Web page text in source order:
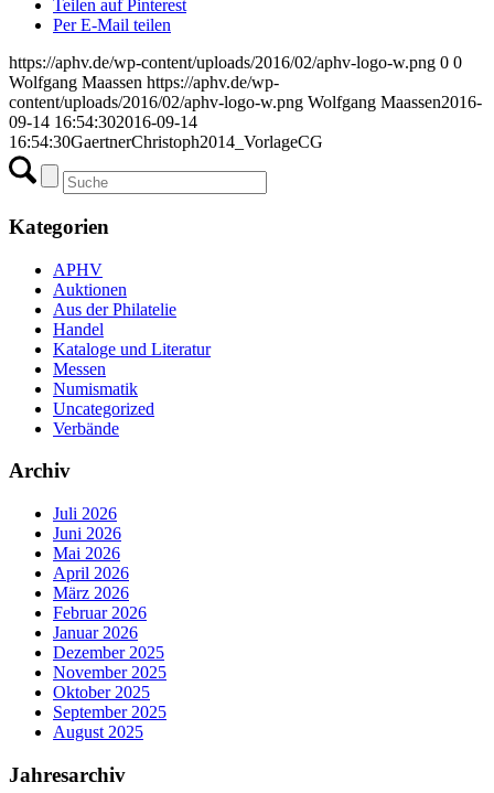
Teilen auf Pinterest
Per E-Mail teilen
https://aphv.de/wp-content/uploads/2016/02/aphv-logo-w.png 0 0
Wolfgang Maassen https://aphv.de/wp-
content/uploads/2016/02/aphv-logo-w.png Wolfgang Maassen2016-
09-14 16:54:302016-09-14
16:54:30GaertnerChristoph2014_VorlageCG
Kategorien
APHV
Auktionen
Aus der Philatelie
Handel
Kataloge und Literatur
Messen
Numismatik
Uncategorized
Verbände
Archiv
Juli 2026
Juni 2026
Mai 2026
April 2026
März 2026
Februar 2026
Januar 2026
Dezember 2025
November 2025
Oktober 2025
September 2025
August 2025
Jahresarchiv